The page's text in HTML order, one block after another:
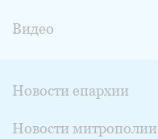
Видео
Новости епархии
Новости митрополии